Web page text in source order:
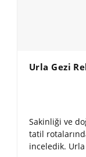
Urla Gezi
Sakinliği ve
tatil
inceledik. Urla